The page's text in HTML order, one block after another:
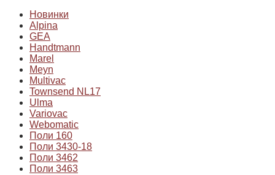
Новинки
Alpina
GEA
Handtmann
Marel
Meyn
Multivac
Townsend NL17
Ulma
Variovac
Webomatic
Поли 160
Поли 3430-18
Поли 3462
Поли 3463